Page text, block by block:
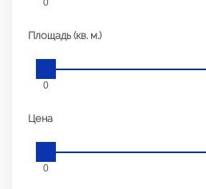
0
Площадь (кв. м.)
0
Цена
0